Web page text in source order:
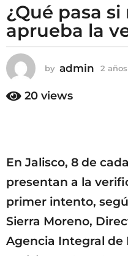
ñ
o
a
g
o
s
a
o
¿Qué pasa
aprueba la
by admin 2
20 views
En Jalisco, 8 de
presentan a la
primer intento,
Sierra Moreno,
Agencia Integral de